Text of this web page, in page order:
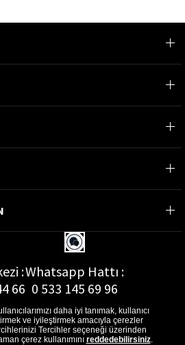
:
66
Whatsapp Hattı :
0 533 145 69 96
daha iyi tanımak, kullanıcı
ve iyileştirmek amacıyla çerezler
Tercihler seçeneği üzerinden
çerez kullanımını reddedebilirsiniz.